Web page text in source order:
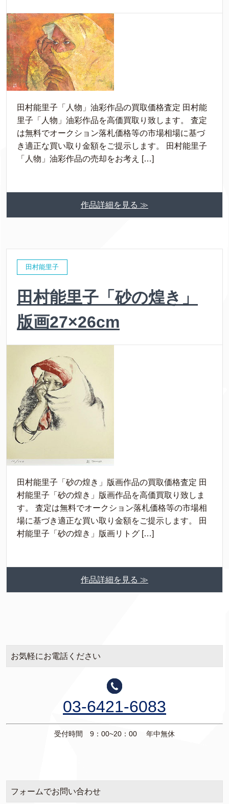
田村能里子「人物」油彩作品の買取価格査定 田村能
里子「人物」油彩作品を高価買取り致します。 査定
は無料でオークション落札価格等の市場相場に基づ
き適正な買い取り金額をご提示します。 田村能里子
「人物」油彩作品の売却をお考え […]
作品詳細を見る ≫
田村能里子
田村能里子「砂の煌き」
版画27×26cm
田村能里子「砂の煌き」版画作品の買取価格査定 田
村能里子「砂の煌き」版画作品を高価買取り致しま
す。 査定は無料でオークション落札価格等の市場相
場に基づき適正な買い取り金額をご提示します。 田
村能里子「砂の煌き」版画リトグ […]
作品詳細を見る ≫
お気軽にお電話ください
03-6421-6083
受付時間 9：00~20：00 年中無休
フォームでお問い合わせ